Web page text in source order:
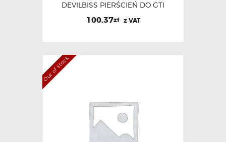
DEVILBISS PIERŚCIEŃ DO GTI
100.37zł z VAT
Out of stock